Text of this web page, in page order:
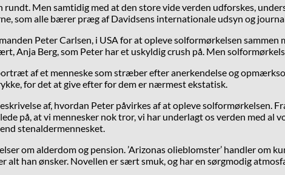
Men samtidig med at den store vide verden udforskes,
som alle bærer præg af Davidsens internationale udsyn og
Peter Carlsen, i USA for at opleve solformørkelsen
Anja Berg, som Peter har et uskyldig crush på. Men
af et menneske som stræber efter anerkendelse og
for det at give efter for dem er nærmest ekstatisk.
af, hvordan Peter påvirkes af at opleve
på, at vi mennesker nok tror, vi har underlagt os verden med
stenaldermennesket.
om alderdom og pension. ’Arizonas olieblomster’ handler om
alt han ønsker. Novellen er sært smuk, og har en sørgmodig